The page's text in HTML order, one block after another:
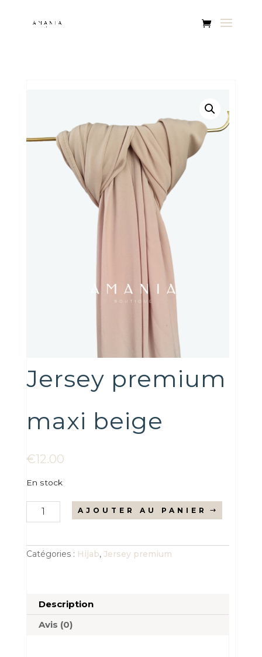
Jersey premium
maxi beige
€12.00
En stock
quantité
Jersey
maxi
beige
AJOUTER AU PANIER
Catégories : Hijab, Jersey premium
Description
Avis (0)